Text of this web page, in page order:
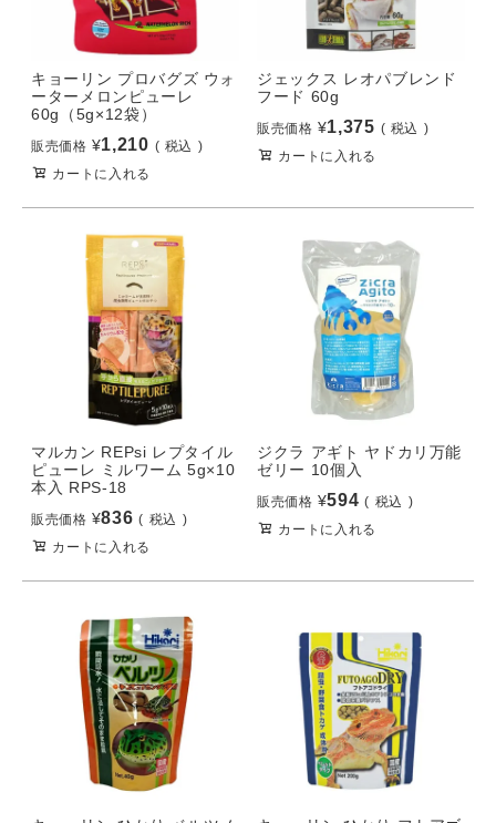
キョーリン プロバグズ ウォ
ーターメロンピューレ
60g（5g×12袋）
販売価格 ¥1,210
税込
カートに入れる
ジェックス レオパブレンド
フード 60g
販売価格 ¥1,375
税込
カートに入れる
マルカン REPsi レプタイル
ピューレ ミルワーム 5g×10
本入 RPS-18
販売価格 ¥836
税込
カートに入れる
ジクラ アギト ヤドカリ万能
ゼリー 10個入
販売価格 ¥594
税込
カートに入れる